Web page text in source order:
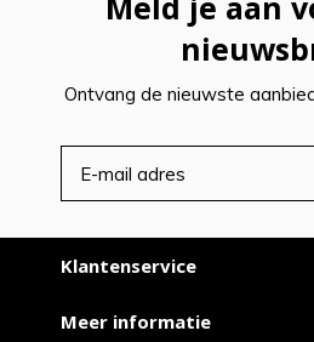
Ontvang de nieuwste
Klantenservice
Meer informatie